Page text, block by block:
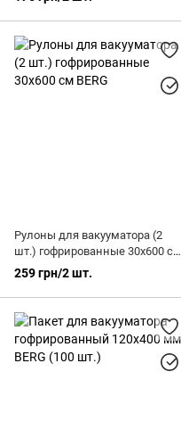
Рулоны для вакууматора (2
шт.) гофрированные 30х600 см
BERG
259 грн/2 шт.